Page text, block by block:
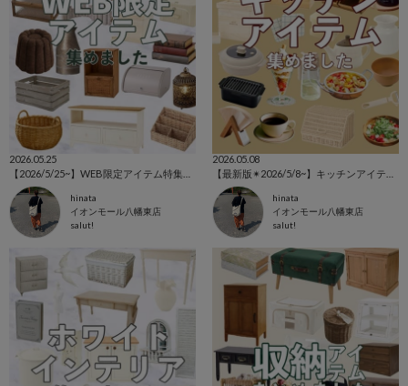
2026.05.25
hinata
イオンモール八幡東店
salut!
2026.05.08
hinata
イオンモール八幡東店
salut!